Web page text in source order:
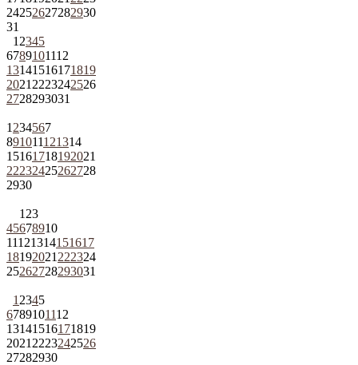
24252627282930
31
1 2345
6789101112
13141516171819
2021 2223242526
2728293031
1 234567
891011121314
15161718192021
22232425262728
2930
1 23
45678910
11121314151617
18192021 222324
25262728293031
1 2345
6789101112
13141516171819
2021 2223242526
27282930